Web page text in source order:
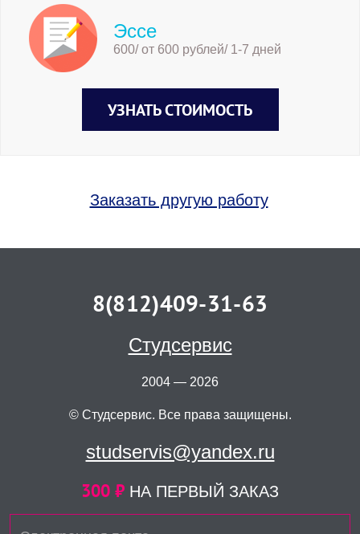
Эссе
600/ от 600 рублей/ 1-7 дней
УЗНАТЬ СТОИМОСТЬ
Заказать другую работу
8(812)409-31-63
Студсервис
2004 — 2026
© Студсервис. Все права защищены.
studservis@yandex.ru
300 ₽ НА ПЕРВЫЙ ЗАКАЗ